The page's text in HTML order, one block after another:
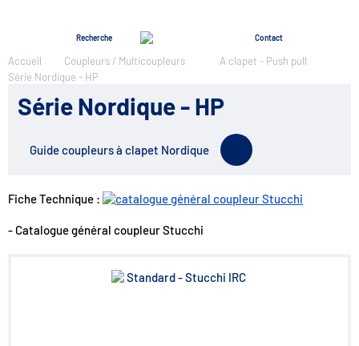
Recherche Contact
Accueil Coupleurs / Multicoupleurs
A clapet - Push pull
Série Nordique - HP
Série Nordique - HP
Guide coupleurs à clapet Nordique
Fiche Technique :
- Catalogue général coupleur Stucchi